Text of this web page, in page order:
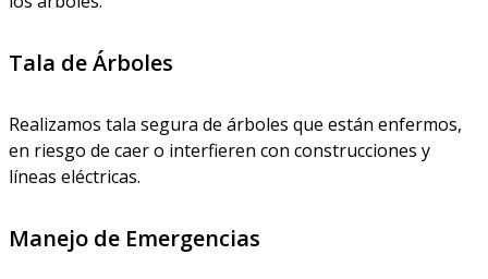
Tala de Árboles
Realizamos tala segura de árboles que están enfermos,
en riesgo de caer o interfieren con construcciones y
líneas eléctricas.
Manejo de Emergencias